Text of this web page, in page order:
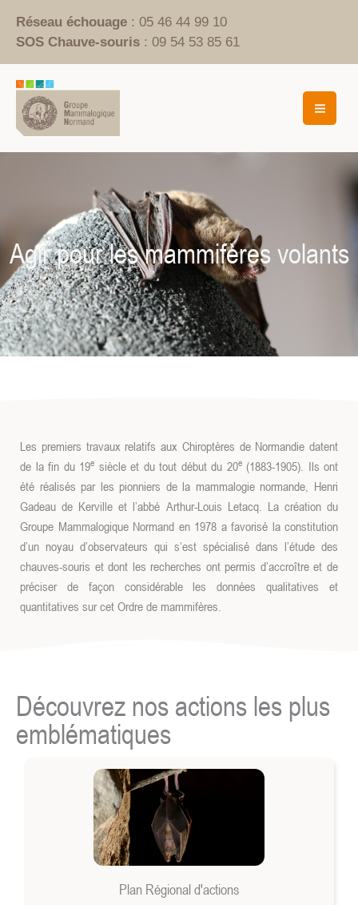
contenu
Réseau échouage : 05 46 44 99 10
SOS Chauve-souris : 09 54 53 85 61
Agir pour les mammifères volants
Les premiers travaux relatifs aux Chiroptères de Normandie datent
de la fin du 19e siècle et du tout début du 20e(1883-1905). Ils ont
été réalisés par les pionniers de la mammalogie normande, Henri
Gadeau de Kerville et l’abbé Arthur-Louis Letacq. La création du
Groupe Mammalogique Normand en 1978 a favorisé la constitution
d’un noyau d’observateurs qui s’est spécialisé dans l’étude des
chauves-souris et dont les recherches ont permis d’accroître et de
préciser de façon considérable les données qualitatives et
quantitatives sur cet Ordre de mammifères.
Découvrez nos actions les plus
emblématiques
Plan Régional d'actions